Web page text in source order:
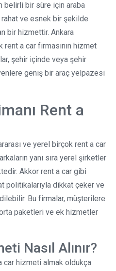
belirli bir süre için araba
rahat ve esnek bir şekilde
bir hizmettir. Ankara
rent a car firmasının hizmet
şehir içinde veya şehir
geniş bir araç yelpazesi
Rent a
ve yerel birçok rent a car
yanı sıra yerel şirketler
Akkor rent a car gibi
politikalarıyla dikkat çeker ve
Bu firmalar, müşterilere
paketleri ve ek hizmetler
Nasıl Alınır?
car hizmeti almak oldukça